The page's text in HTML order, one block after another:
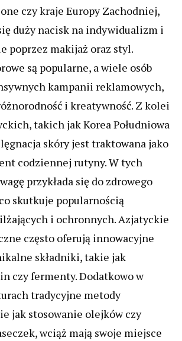
czy kraje Europy Zachodniej,
duży nacisk na indywidualizm i
poprzez makijaż oraz styl.
są popularne, a wiele osób
kampanii reklamowych,
i kreatywność. Z kolei
takich jak Korea Południowa
skóry jest traktowana jako
codziennej rutyny. W tych
przykłada się do zdrowego
skutkuje popularnością
i ochronnych. Azjatyckie
często oferują innowacyjne
składniki, takie jak
czy fermenty. Dodatkowo w
tradycyjne metody
jak stosowanie olejków czy
wciąż mają swoje miejsce